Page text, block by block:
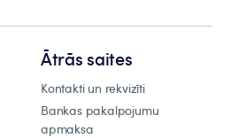
Ātrās saites
Kontakti un rekvizīti
Bankas pakalpojumu
apmaksa